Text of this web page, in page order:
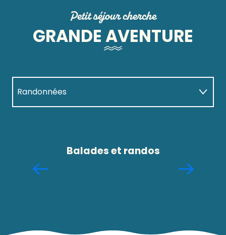
Petit séjour cherche
GRANDE AVENTURE
Randonnées
Grandes maréesBalades et randos